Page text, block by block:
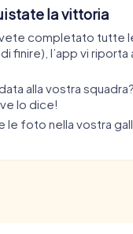
la vittoria
completato tutte
finire), l’app vi riporta
alla vostra
lo dice!
le foto nella vostra